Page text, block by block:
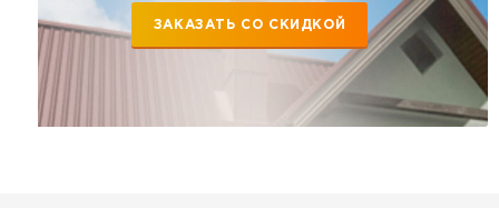
ЗАКАЗАТЬ СО СКИДКОЙ